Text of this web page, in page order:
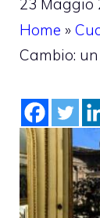
Home »
Cambio: